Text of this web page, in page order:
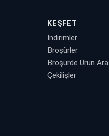
KEŞFET
İndirimler
Broşürler
Broşürde Ürün Ara
Çekilişler